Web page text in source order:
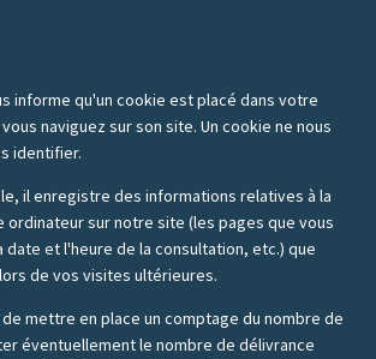
informe qu'un cookie est placé dans votre
naviguez sur son site. Un cookie ne nous
identifier.
il enregistre des informations relatives à la
ordinateur sur notre site (les pages que vous
date et l'heure de la consultation, etc.) que
de vos visites ultérieures.
mettre en place un comptage du nombre de
éventuellement le nombre de délivrance